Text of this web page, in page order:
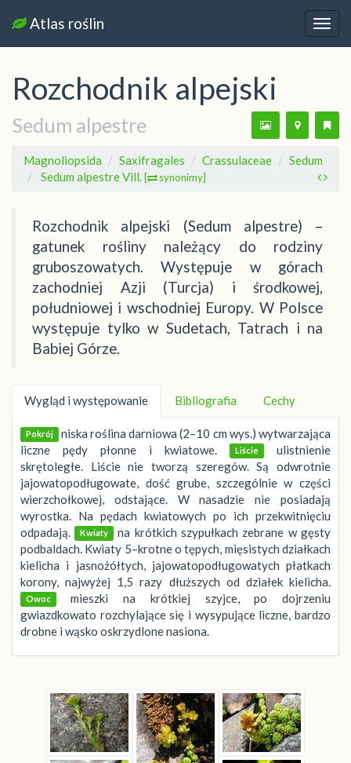
Atlas roślin
Rozchodnik alpejski
Sedum alpestre
Magnoliopsida Saxifragales Crassulaceae
Sedum
Sedum alpestre Vill. [ synonimy]
Rozchodnik alpejski (Sedum alpestre) –
gatunek rośliny należący do rodziny
gruboszowatych. Występuje w górach
zachodniej Azji (Turcja) i środkowej,
południowej i wschodniej Europy. W Polsce
występuje tylko w Sudetach, Tatrach i na
Babiej Górze.
Wygląd i występowanie Bibliografia Cechy
Pokrój niska roślina darniowa (2–10 cm wys.) wytwarzająca
liczne pędy płonne i kwiatowe.
Liście ulistnienie
skrętoległe. Liście nie tworzą szeregów. Są odwrotnie
jajowatopodługowate, dość grube, szczególnie w części
wierzchołkowej, odstające. W nasadzie nie posiadają
wyrostka. Na pędach kwiatowych po ich przekwitnięciu
odpadają.
Kwiaty na krótkich szypułkach zebrane w gęsty
podbaldach. Kwiaty 5–krotne o tępych, mięsistych działkach
kielicha i jasnożółtych, jajowatopodługowatych płatkach
korony, najwyżej 1,5 razy dłuższych od działek kielicha.
Owoc mieszki na krótkiej szyjce, po dojrzeniu
gwiazdkowato rozchylające się i wysypujące liczne, bardzo
drobne i wąsko oskrzydlone nasiona.